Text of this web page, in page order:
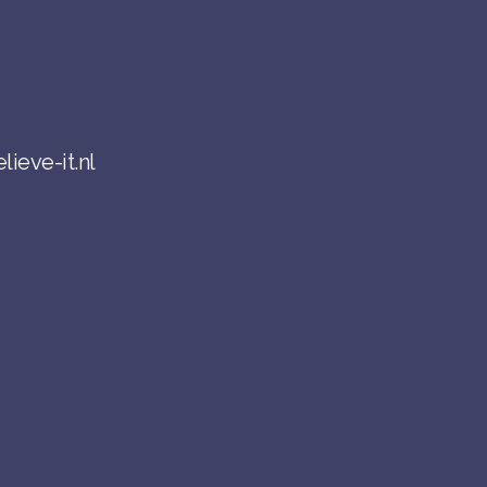
it.nl